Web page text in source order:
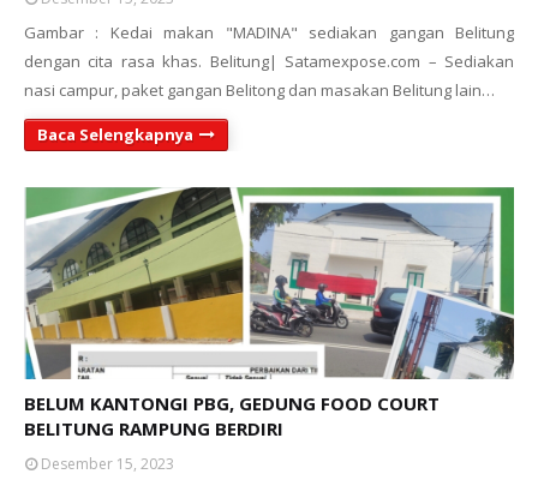
Gambar : Kedai makan "MADINA" sediakan gangan Belitung
dengan cita rasa khas. Belitung| Satamexpose.com – Sediakan
nasi campur, paket gangan Belitong dan masakan Belitung lain…
Baca Selengkapnya
BELUM KANTONGI PBG, GEDUNG FOOD COURT
BELITUNG RAMPUNG BERDIRI
Desember 15, 2023